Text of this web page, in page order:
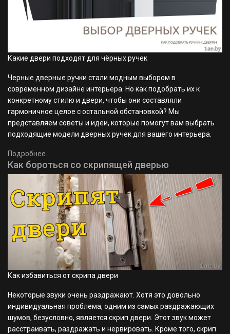
Какие двери подходят для чёрных ручек
Черные дверные ручки стали модным выбором в
современном дизайне интерьера. Но как подобрать их к
конкретному стилю и двери, чтобы они составляли
гармоничное целое с остальной обстановкой? Мы
представляем советы и идеи, которые помогут вам выбрать
подходящие модели дверных ручек для вашего интерьера.
Подробнее...
Как бороться со скрипящей дверью
Как избавиться от скрипа двери
Некоторые звуки очень раздражают. Хотя это довольно
индивидуальная проблема, одним из самых раздражающих
шумов, безусловно, является скрип двери. Этот звук может
расстраивать, раздражать и нервировать. Кроме того, скрип